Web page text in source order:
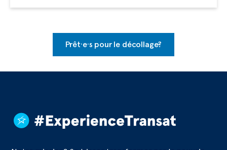
Prêt·e·s pour le décollage?